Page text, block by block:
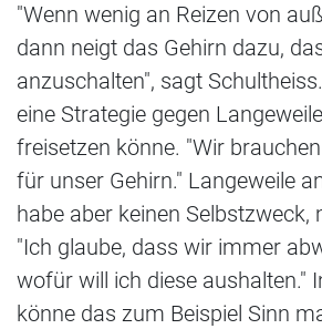
"Wenn wenig an Reizen von
dann neigt das Gehirn dazu,
anzuschalten", sagt
eine Strategie gegen
freisetzen könne. "Wir
für unser Gehirn." Langeweile
habe aber keinen Selbstzweck,
"Ich glaube, dass wir immer
wofür will ich diese aushalten."
könne das zum Beispiel Sinn